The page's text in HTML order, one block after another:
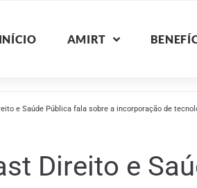
INÍCIO AMIRT
e Saúde Pública fala sobre a incorporação de
Direito e